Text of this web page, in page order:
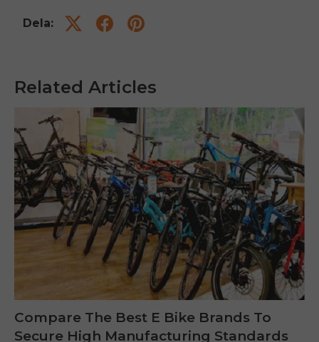
Dela:
Related Articles
Compare The Best E Bike Brands To
Secure High Manufacturing Standards